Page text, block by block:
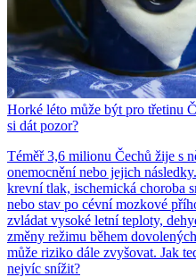
Horké léto může být pro třetinu
si dát pozor?
Téměř 3,6 milionu Čechů žije s
onemocnění nebo jejich
krevní tlak, ischemická choroba
nebo stav po cévní mozkové
zvládat vysoké letní teploty,
změny režimu během
může riziko dále zvyšovat. Jak
nejvíc snížit?